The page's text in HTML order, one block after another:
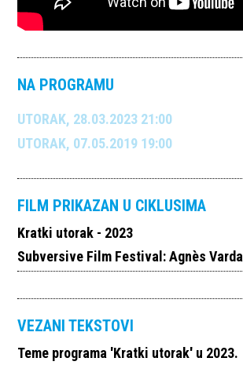
NA PROGRAMU
UTORAK, 28.03.2023 21:00
UTORAK, 07.05.2019 19:00
FILM PRIKAZAN U CIKLUSIMA
Kratki utorak - 2023
Subversive Film Festival: Agnès Varda
VEZANI TEKSTOVI
Teme programa 'Kratki utorak' u 2023.